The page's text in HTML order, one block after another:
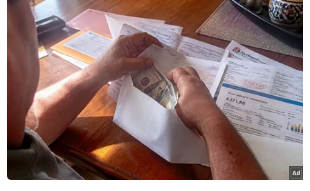
Sáu tháng đầu năm 2025, nhiều địa phương
vùng Đồng bằng sông Cửu Long tiếp tục khai
thác hiệu quả các tài nguyên du lịch thiên nhiên
và văn hóa bản địa, phục vụ du khách nhiều sản
phẩm du lịch “chỉ Đồng bằng sông Cửu Long
mới có” như: trải nghiệm không gian sông
nước, miệt vườn, tham quan làng nghề, nghề
truyền thống, gắn với hệ sinh thái rừng ngập
mặn, rừng tràm, biển, đảo phía Tây Nam đất